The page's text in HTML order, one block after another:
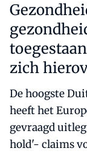
zich
De hoogste
heeft het
gevraagd
hold'- claims